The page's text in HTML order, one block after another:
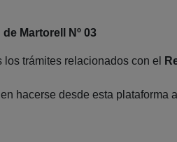
Martorell Nº 03
trámites relacionados con el
hacerse desde esta plataforma